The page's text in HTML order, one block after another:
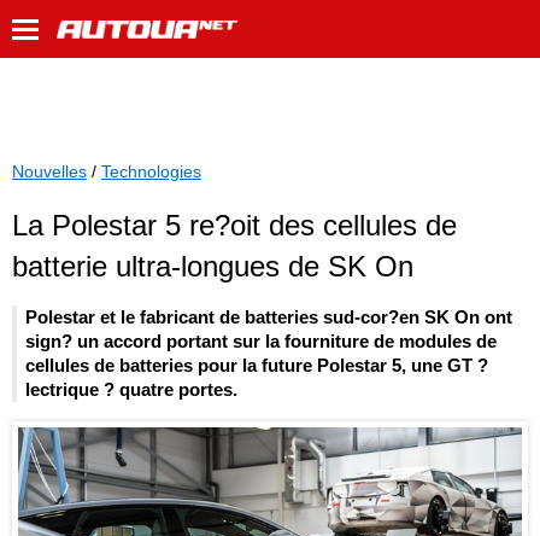
Nouvelles / Technologies
La Polestar 5 re?oit des cellules de
batterie ultra-longues de SK On
Polestar et le fabricant de batteries sud-cor?en SK On ont
sign? un accord portant sur la fourniture de modules de
cellules de batteries pour la future Polestar 5, une GT ?
lectrique ? quatre portes.